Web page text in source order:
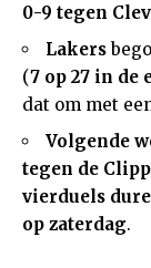
0-9 tegen
Lakers
(7 op 27 in de
dat om met
Volgende
tegen de
vierduels
op zaterdag.